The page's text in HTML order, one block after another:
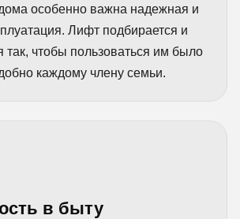
особенно важна надежная и
Лифт подбирается и
так, чтобы пользоваться им было
каждому члену семьи.
в быту